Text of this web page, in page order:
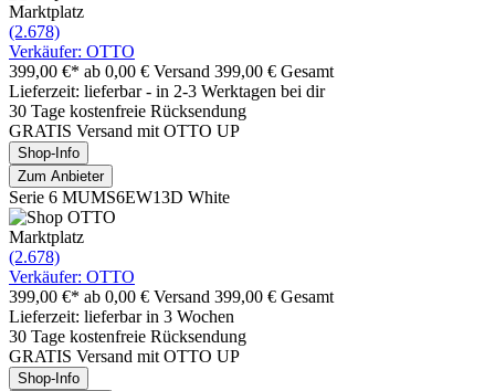
Marktplatz
(2.678)
Verkäufer: OTTO
399,00 €* ab 0,00 € Versand 399,00 € Gesamt
Lieferzeit: lieferbar - in 2-3 Werktagen bei dir
30 Tage kostenfreie Rücksendung
GRATIS Versand mit OTTO UP
Shop-Info
Zum Anbieter
Serie 6 MUMS6EW13D White
Marktplatz
(2.678)
Verkäufer: OTTO
399,00 €* ab 0,00 € Versand 399,00 € Gesamt
Lieferzeit: lieferbar in 3 Wochen
30 Tage kostenfreie Rücksendung
GRATIS Versand mit OTTO UP
Shop-Info